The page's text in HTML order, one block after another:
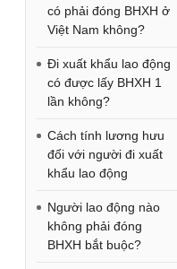
có phải đóng BHXH ở
Việt Nam không?
Đi xuất khẩu lao động
có được lấy BHXH 1
lần không?
Cách tính lương hưu
đối với người đi xuất
khẩu lao động
Người lao động nào
không phải đóng
BHXH bắt buộc?